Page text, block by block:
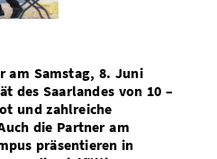
Forschungsgruppen
am Samstag, 8. Juni
des Saarlandes von 10 –
und zahlreiche
die Partner am
präsentieren in